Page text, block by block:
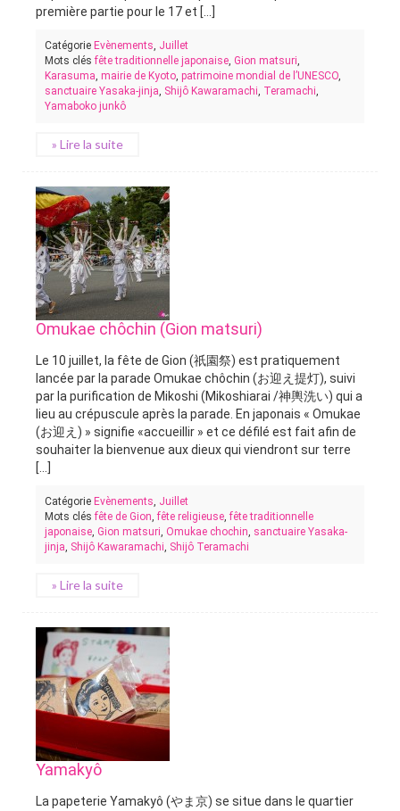
première partie pour le 17 et [...]
Catégorie Evènements, Juillet
Mots clésfête traditionnelle japonaise, Gion matsuri,
Karasuma, mairie de Kyoto, patrimoine mondial de l’UNESCO,
sanctuaire Yasaka-jinja, Shijô Kawaramachi, Teramachi,
Yamaboko junkô
» Lire la suite
Omukae chôchin (Gion matsuri)
Le 10 juillet, la fête de Gion (祇園祭) est pratiquement
lancée par la parade Omukae chôchin (お迎え提灯), suivi
par la purification de Mikoshi (Mikoshiarai /神輿洗い) qui a
lieu au crépuscule après la parade. En japonais « Omukae
(お迎え) » signifie «accueillir » et ce défilé est fait afin de
souhaiter la bienvenue aux dieux qui viendront sur terre
[...]
Catégorie Evènements, Juillet
Mots clésfête de Gion,fête religieuse,fête traditionnelle
japonaise, Gion matsuri, Omukae chochin, sanctuaire Yasaka-
jinja, Shijô Kawaramachi, Shijô Teramachi
» Lire la suite
Yamakyô
La papeterie Yamakyô (やま京) se situe dans le quartier